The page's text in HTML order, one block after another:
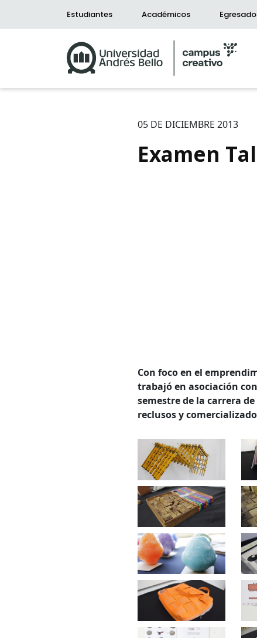
Estudiantes Académicos
05 DE DICIEMBRE 2013
Examen
Con foco en el
trabajó en asociación
semestre de la carrera
reclusos y